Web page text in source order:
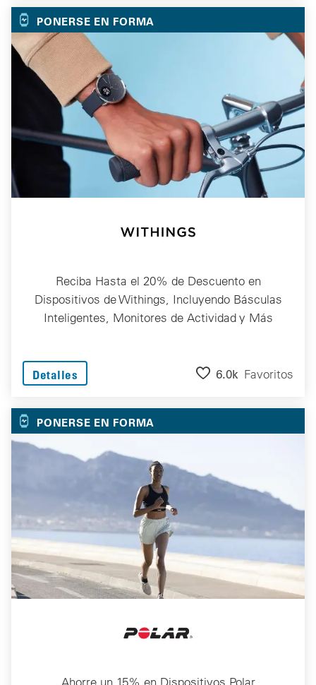
PONERSE EN FORMA
Reciba Hasta el 20% de Descuento en
Dispositivos de Withings, Incluyendo Básculas
Inteligentes, Monitores de Actividad y Más
Detalles 6.0k Favoritos
PONERSE EN FORMA
Ahorre un 15% en Dispositivos Polar